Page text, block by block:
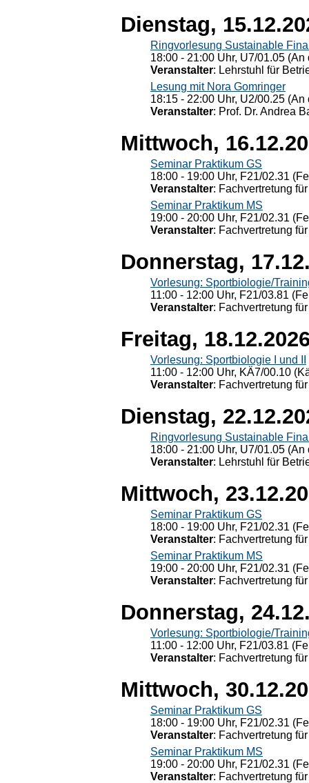
Dienstag,
Ringvorlesung Sustainable
18:00 - 21:00 Uhr, U7/01.05
Veranstalter: Lehrstuhl für
Lesung mit Nora Gomringer
18:15 - 22:00 Uhr, U2/00.25
Veranstalter: Prof. Dr. Andrea
Mittwoch,
Seminar Praktikum GS
18:00 - 19:00 Uhr, F21/02.31
Veranstalter: Fachvertretung
Seminar Praktikum MS
19:00 - 20:00 Uhr, F21/02.31
Veranstalter: Fachvertretung
Donnerstag,
Vorlesung: Sportbiologie/
11:00 - 12:00 Uhr, F21/03.81
Veranstalter: Fachvertretung
Freitag,
Vorlesung: Sportbiologie I und II
11:00 - 12:00 Uhr, KÄ7/00.10
Veranstalter: Fachvertretung
Dienstag,
Ringvorlesung Sustainable
18:00 - 21:00 Uhr, U7/01.05
Veranstalter: Lehrstuhl für
Mittwoch,
Seminar Praktikum GS
18:00 - 19:00 Uhr, F21/02.31
Veranstalter: Fachvertretung
Seminar Praktikum MS
19:00 - 20:00 Uhr, F21/02.31
Veranstalter: Fachvertretung
Donnerstag,
Vorlesung: Sportbiologie/
11:00 - 12:00 Uhr, F21/03.81
Veranstalter: Fachvertretung
Mittwoch,
Seminar Praktikum GS
18:00 - 19:00 Uhr, F21/02.31
Veranstalter: Fachvertretung
Seminar Praktikum MS
19:00 - 20:00 Uhr, F21/02.31
Veranstalter: Fachvertretung